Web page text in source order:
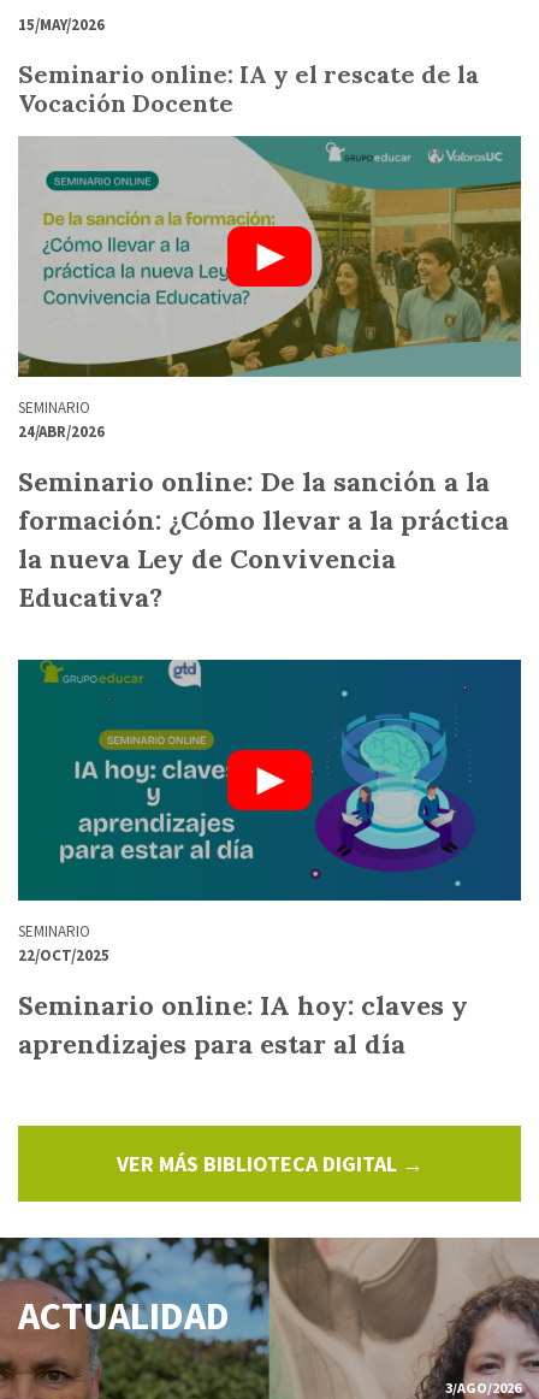
15/MAY/2026
Seminario online: IA y el rescate de la
Vocación Docente
SEMINARIO
24/ABR/2026
Seminario online: De la sanción a la
formación: ¿Cómo llevar a la práctica
la nueva Ley de Convivencia
Educativa?
SEMINARIO
22/OCT/2025
Seminario online: IA hoy: claves y
aprendizajes para estar al día
VER MÁS BIBLIOTECA DIGITAL →
ACTUALIDAD
3/AGO/2026